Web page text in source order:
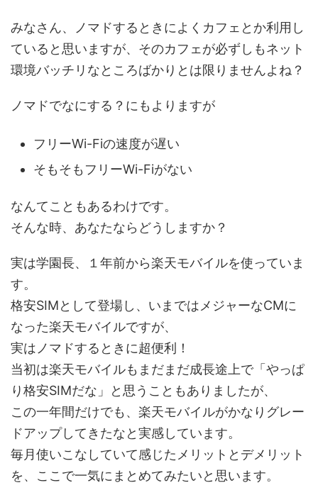
みなさん、ノマドするときによくカフェとか利用し
ていると思いますが、そのカフェが必ずしもネット
環境バッチリなところばかりとは限りませんよね？
ノマドでなにする？にもよりますが
フリーWi-Fiの速度が遅い
そもそもフリーWi-Fiがない
なんてこともあるわけです。
そんな時、あなたならどうしますか？
実は学園長、１年前から楽天モバイルを使っていま
す。
格安SIMとして登場し、いまではメジャーなCMに
なった楽天モバイルですが、
実はノマドするときに超便利！
当初は楽天モバイルもまだまだ成長途上で「やっぱ
り格安SIMだな」と思うこともありましたが、
この一年間だけでも、楽天モバイルがかなりグレー
ドアップしてきたなと実感しています。
毎月使いこなしていて感じたメリットとデメリット
を、ここで一気にまとめてみたいと思います。